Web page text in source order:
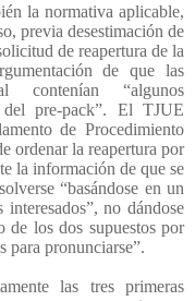
la normativa aplicable,
previa desestimación de
de reapertura de la
de que las
contenían “algunos
del pre-pack”. El TJUE
de Procedimiento
ordenar la reapertura por
la información de que se
“basándose en un
no dándose
los dos supuestos por
para pronunciarse”.
las tres primeras